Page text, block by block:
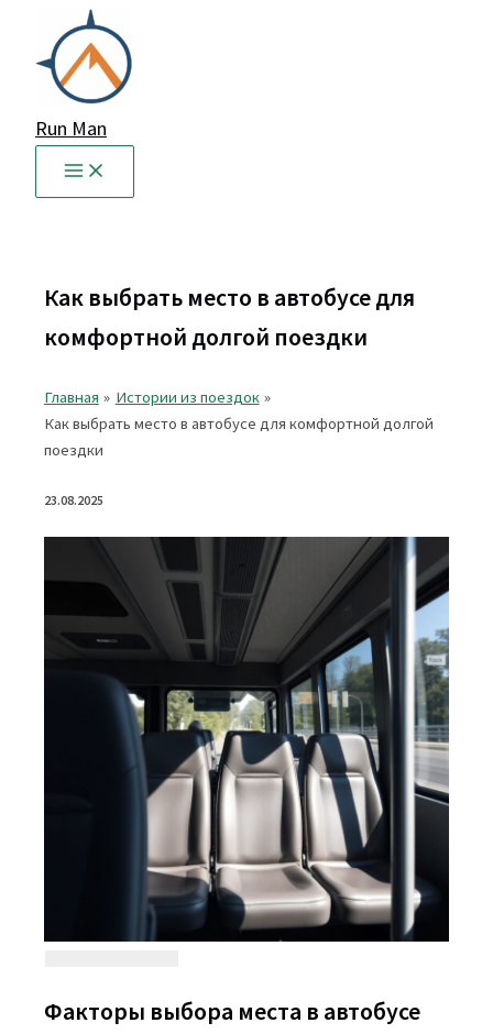
содержимому
Run Man
Как выбрать место в автобусе для
комфортной долгой поездки
Главная
Истории из поездок
Как выбрать место в автобусе для комфортной долгой
поездки
23.08.2025
Факторы выбора места в автобусе